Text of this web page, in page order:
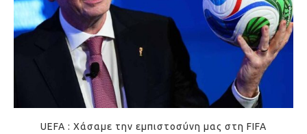
UEFA : Χάσαμε την εμπιστοσύνη μας στη FIFA